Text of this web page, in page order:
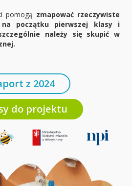
pomogą zmapować rzeczywiste
na początku pierwszej klasy i
należy się skupić w
z 2024
do projektu